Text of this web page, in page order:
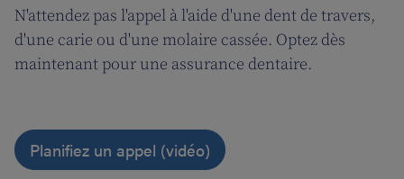
N'attendez pas l'appel à l'aide d'une dent de travers,
d'une carie ou d'une molaire cassée. Optez dès
maintenant pour une assurance dentaire.
Planifiez un appel (vidéo)